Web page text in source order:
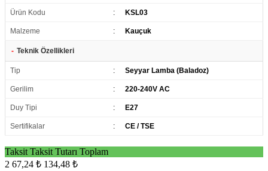
Ürün Kodu : KSL03
Malzeme : Kauçuk
- Teknik Özellikleri
Tip : Seyyar Lamba (Baladoz)
Gerilim : 220-240V AC
Duy Tipi : E27
Sertifikalar : CE / TSE
Taksit Taksit Tutarı Toplam
2 67,24 ₺ 134,48 ₺